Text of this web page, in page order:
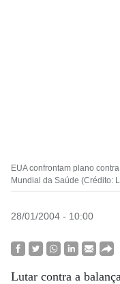
EUA confrontam plano
Mundial da Saúde (Crédito:
28/01/2004 - 10:00
Lutar contra a